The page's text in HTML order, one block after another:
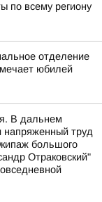
по всему региону
отделение
юбилей
В дальнем
труд
большого
Отраковский"